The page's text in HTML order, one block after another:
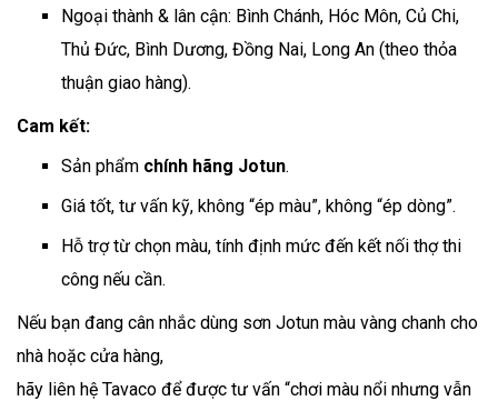
Ngoại thành & lân cận: Bình Chánh, Hóc Môn, Củ Chi,
Thủ Đức, Bình Dương, Đồng Nai, Long An (theo thỏa
thuận giao hàng).
Cam kết:
Sản phẩm chính hãng Jotun.
Giá tốt, tư vấn kỹ, không “ép màu”, không “ép dòng”.
Hỗ trợ từ chọn màu, tính định mức đến kết nối thợ thi
công nếu cần.
Nếu bạn đang cân nhắc dùng sơn Jotun màu vàng chanh cho
nhà hoặc cửa hàng,
hãy liên hệ Tavaco để được tư vấn “chơi màu nổi nhưng vẫn